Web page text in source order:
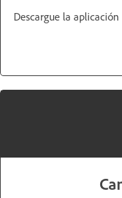
Descargue la